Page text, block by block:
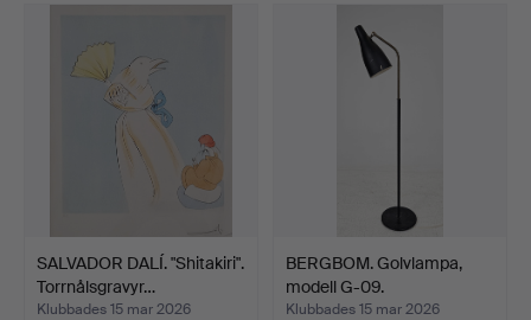
SALVADOR DALÍ. "Shitakiri".
Torrnålsgravyr…
Klubbades 15 mar 2026
BERGBOM. Golvlampa,
modell G-09.
Klubbades 15 mar 2026